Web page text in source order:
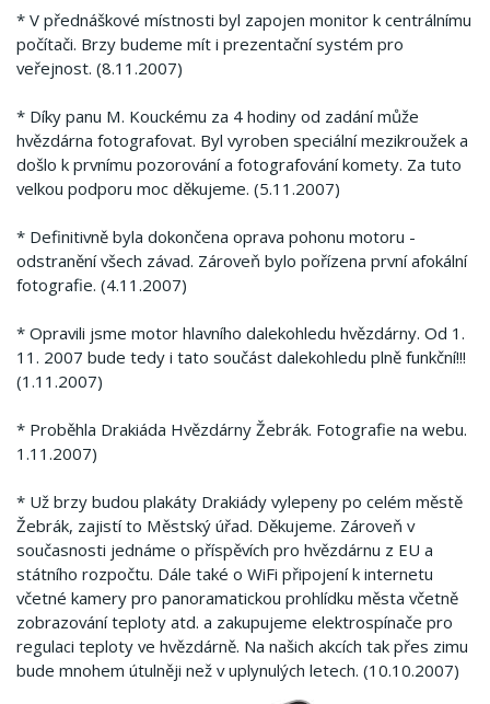
* V přednáškové místnosti byl zapojen monitor k centrálnímu
počítači. Brzy budeme mít i prezentační systém pro
veřejnost. (8.11.2007)
* Díky panu M. Kouckému za 4 hodiny od zadání může
hvězdárna fotografovat. Byl vyroben speciální mezikroužek a
došlo k prvnímu pozorování a fotografování komety. Za tuto
velkou podporu moc děkujeme. (5.11.2007)
* Definitivně byla dokončena oprava pohonu motoru -
odstranění všech závad. Zároveň bylo pořízena první afokální
fotografie. (4.11.2007)
* Opravili jsme motor hlavního dalekohledu hvězdárny. Od 1.
11. 2007 bude tedy i tato součást dalekohledu plně funkční!!!
(1.11.2007)
* Proběhla Drakiáda Hvězdárny Žebrák. Fotografie na webu.
1.11.2007)
* Už brzy budou plakáty Drakiády vylepeny po celém městě
Žebrák, zajistí to Městský úřad. Děkujeme. Zároveň v
současnosti jednáme o příspěvích pro hvězdárnu z EU a
státního rozpočtu. Dále také o WiFi připojení k internetu
včetné kamery pro panoramatickou prohlídku města včetně
zobrazování teploty atd. a zakupujeme elektrospínače pro
regulaci teploty ve hvězdárně. Na našich akcích tak přes zimu
bude mnohem útulněji než v uplynulých letech. (10.10.2007)